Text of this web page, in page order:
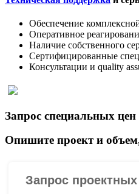
Обеспечение
Оперативное
Наличие собственного
Сертифицированные
Консультации и quality
Запрос специальных цен
Опишите проект и